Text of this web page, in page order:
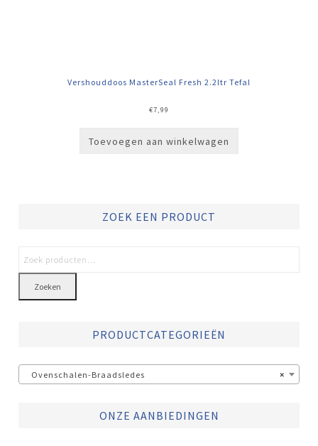
Vershouddoos MasterSeal Fresh 2.2ltr Tefal
€7,99
Toevoegen aan winkelwagen
ZOEK EEN PRODUCT
Zoeken
PRODUCTCATEGORIEËN
×
Ovenschalen-Braadsledes
ONZE AANBIEDINGEN